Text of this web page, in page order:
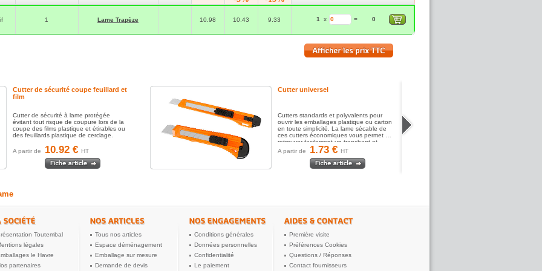
1 Lame Trapèze 10.98 10.43 9.33 1 x = 0
Cutter de sécurité coupe feuillard et
film
Cutter de sécurité à lame protégée
évitant tout risque de coupure lors de la
coupe des films plastique et étirables ou
des feuillards plastique de cerclage.
A partir de 10.92 € HT
Cutter universel
Cutters standards et polyvalents pour
ouvrir les emballages plastique ou carton
en toute simplicité. La lame sécable de
ces cutters économiques vous permet de
retrouver facilement un tranchant et...
A partir de 1.73 € HT
Toutembal
légales
le Havre
partenaires
Tous nos articles
Espace déménagement
Emballage sur mesure
Demande de devis
Conditions générales
Données personnelles
Confidentialité
Le paiement
Première visite
Préférences Cookies
Questions / Réponses
Contact fournisseurs